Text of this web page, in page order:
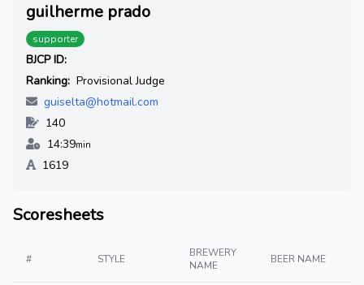
guilherme prado
supporter
BJCP ID:
Ranking: Provisional Judge
guiselta@hotmail.com
140
14:39min
1619
Scoresheets
# STYLE
BREWERY
NAME
BEER NAME